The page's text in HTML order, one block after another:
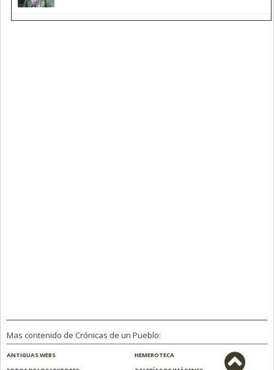
Mas contenido de Crónicas de un Pueblo:
ANTIGUAS WEBS
HEMEROTECA